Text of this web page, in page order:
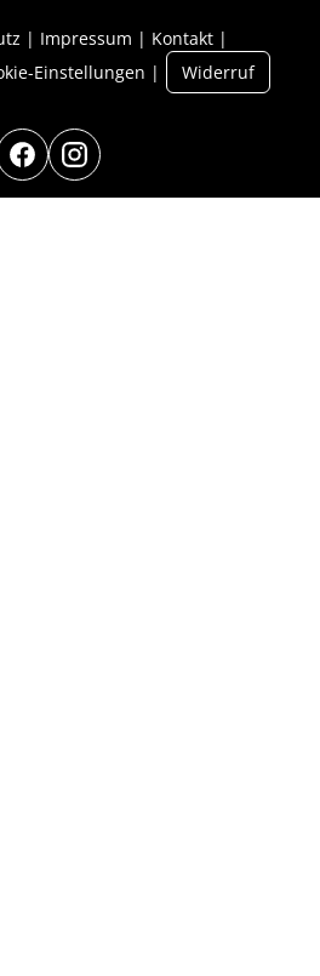
Impressum
Kontakt
Einstellungen Widerruf